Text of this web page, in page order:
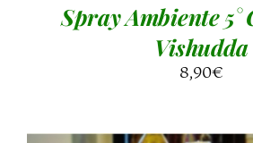
Spray Ambiente
Vishudda
8,90€